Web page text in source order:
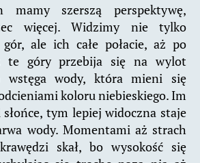
mamy szerszą perspektywę,
więcej. Widzimy nie tylko
ale ich całe połacie, aż po
te góry przebija się na wylot
wstęga wody, która mieni się
koloru niebieskiego. Im
tym lepiej widoczna staje
wody. Momentami aż strach
skał, bo wysokość się